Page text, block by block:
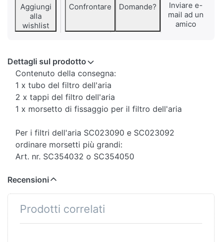
Aggiungi
alla
wishlist
Confrontare Domande?
Inviare e-
mail ad un
amico
Dettagli sul prodotto
Contenuto della consegna:
1 x tubo del filtro dell'aria
2 x tappi del filtro dell'aria
1 x morsetto di fissaggio per il filtro dell'aria
Per i filtri dell'aria SC023090 e SC023092
ordinare morsetti più grandi:
Art. nr. SC354032 o SC354050
Recensioni
Prodotti correlati